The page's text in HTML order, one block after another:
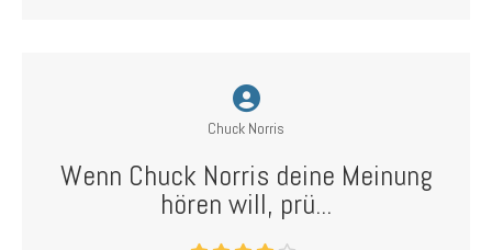
Chuck Norris
Wenn Chuck Norris deine Meinung
hören will, prü...